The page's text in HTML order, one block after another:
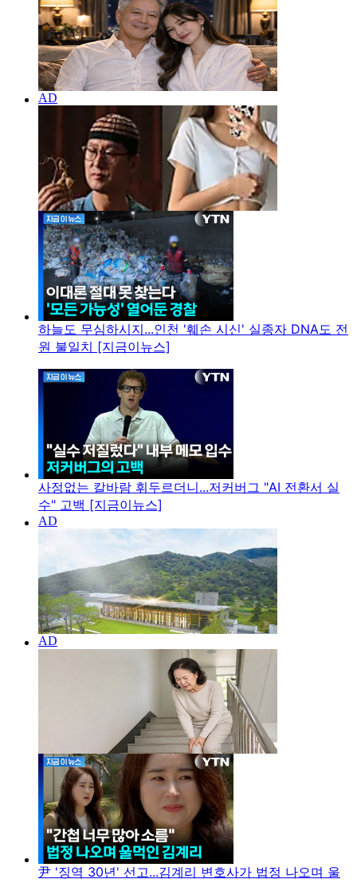
하늘도 무심하시지...인천 '훼손 시신' 실종자 DNA도 전
원 불일치 [지금이뉴스]
사정없는 칼바람 휘두르더니...저커버그 "AI 전환서 실
수" 고백 [지금이뉴스]
尹 '징역 30년' 선고...김계리 변호사가 법정 나오며 울